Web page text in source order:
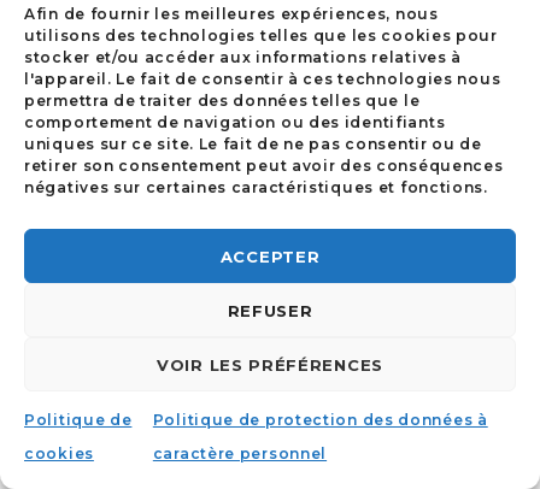
Afin de fournir les meilleures expériences, nous
utilisons des technologies telles que les cookies pour
stocker et/ou accéder aux informations relatives à
l'appareil. Le fait de consentir à ces technologies nous
permettra de traiter des données telles que le
comportement de navigation ou des identifiants
uniques sur ce site. Le fait de ne pas consentir ou de
retirer son consentement peut avoir des conséquences
négatives sur certaines caractéristiques et fonctions.
ACCEPTER
REFUSER
VOIR LES PRÉFÉRENCES
Politique de
cookies
Politique de protection des données à
caractère personnel
Conseil des Notariats de l’Union
Européenne :
info@cnue.be
D’UTILISATION DES COOKIES|POLITIQUE DE